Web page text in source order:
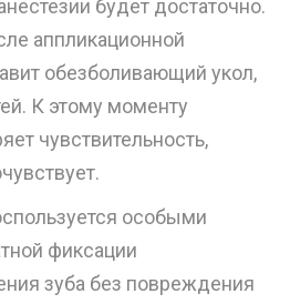
будет достаточно.
аппликационной
обезболивающий укол,
К этому моменту
чувствительность,
особыми
фиксации
зуба без повреждения